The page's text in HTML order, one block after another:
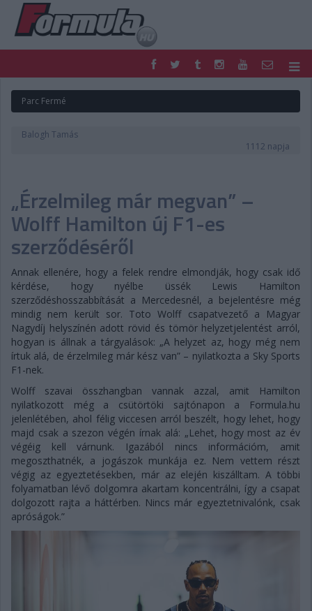
FORMULA
MOTOR
NEMZETKÖZI
DIGITÁLIS MAGAZIN
PONTÁLLÁSOK
VERSENYNAPTÁRAK
Parc Fermé
Balogh Tamás
1112 napja
„Érzelmileg már megvan” –
Wolff Hamilton új F1-es
szerződéséről
Annak ellenére, hogy a felek rendre elmondják, hogy csak idő
kérdése, hogy nyélbe üssék Lewis Hamilton
szerződéshosszabbítását a Mercedesnél, a bejelentésre még
mindig nem került sor. Toto Wolff csapatvezető a Magyar
Nagydíj helyszínén adott rövid és tömör helyzetjelentést arról,
hogyan is állnak a tárgyalások: „A helyzet az, hogy még nem
írtuk alá, de érzelmileg már kész van” – nyilatkozta a Sky Sports
F1-nek.
Wolff szavai összhangban vannak azzal, amit Hamilton
nyilatkozott még a csütörtöki sajtónapon a Formula.hu
jelenlétében, ahol félig viccesen arról beszélt, hogy lehet, hogy
majd csak a szezon végén írnak alá: „Lehet, hogy most az év
végéig kell várnunk. Igazából nincs információm, amit
megoszthatnék, a jogászok munkája ez. Nem vettem részt
végig az egyeztetésekben, már az elején kiszálltam. A többi
folyamatban lévő dolgomra akartam koncentrálni, így a csapat
dolgozott rajta a háttérben. Nincs már egyeztetnivalónk, csak
apróságok.”